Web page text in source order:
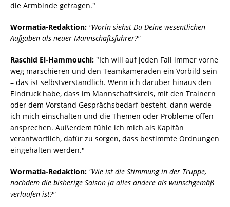
die Armbinde getragen."
Wormatia-Redaktion: "Worin siehst Du Deine wesentlichen
Aufgaben als neuer Mannschaftsführer?"
Raschid El-Hammouchi: "Ich will auf jeden Fall immer vorne
weg marschieren und den Teamkameraden ein Vorbild sein
– das ist selbstverständlich. Wenn ich darüber hinaus den
Eindruck habe, dass im Mannschaftskreis, mit den Trainern
oder dem Vorstand Gesprächsbedarf besteht, dann werde
ich mich einschalten und die Themen oder Probleme offen
ansprechen. Außerdem fühle ich mich als Kapitän
verantwortlich, dafür zu sorgen, dass bestimmte Ordnungen
eingehalten werden."
Wormatia-Redaktion: "Wie ist die Stimmung in der Truppe,
nachdem die bisherige Saison ja alles andere als wunschgemäß
verlaufen ist?"